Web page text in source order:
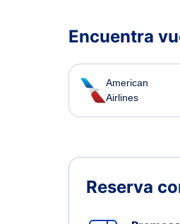
Encuentra
American
Airlines
Reserva